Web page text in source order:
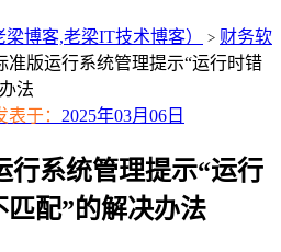
梁博客,老梁IT技术博客） > 财务软
准版运行系统管理提示“运行时错
法
表于： 2025年03月06日
行系统管理提示“运行
匹配”的解决办法